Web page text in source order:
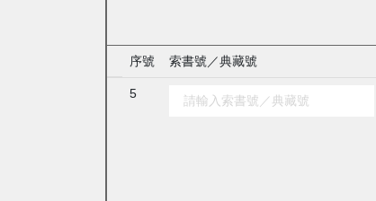
序號 索書號／典藏號
5